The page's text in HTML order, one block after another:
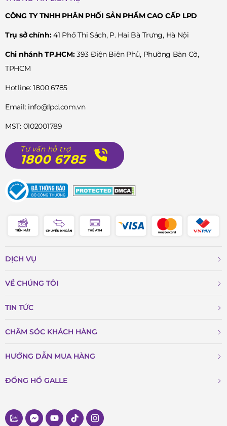
CÔNG TY TNHH PHÂN PHỐI SẢN PHẨM CAO CẤP LPD
Trụ sở chính:41 Phố Thi Sách, P. Hai Bà Trưng, Hà Nội
Chi nhánh TP.HCM:393 Điện Biên Phủ, Phường Bàn Cờ,
TPHCM
Hotline: 1800 6785
Email: info@lpd.com.vn
MST: 0102001789
Tư vấn hỗ trợ
1800 6785
DỊCH VỤ
VỀ CHÚNG TÔI
TIN TỨC
CHĂM SÓC KHÁCH HÀNG
HƯỚNG DẪN MUA HÀNG
ĐỒNG HỒ GALLE